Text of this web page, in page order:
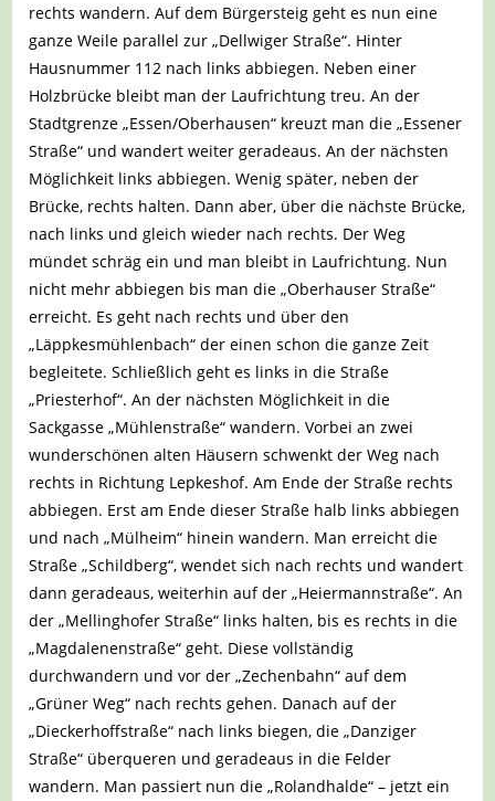
rechts wandern. Auf dem Bürgersteig geht es nun eine
ganze Weile parallel zur „Dellwiger Straße“. Hinter
Hausnummer 112 nach links abbiegen. Neben einer
Holzbrücke bleibt man der Laufrichtung treu. An der
Stadtgrenze „Essen/Oberhausen“ kreuzt man die „Essener
Straße“ und wandert weiter geradeaus. An der nächsten
Möglichkeit links abbiegen. Wenig später, neben der
Brücke, rechts halten. Dann aber, über die nächste Brücke,
nach links und gleich wieder nach rechts. Der Weg
mündet schräg ein und man bleibt in Laufrichtung. Nun
nicht mehr abbiegen bis man die „Oberhauser Straße“
erreicht. Es geht nach rechts und über den
„Läppkesmühlenbach“ der einen schon die ganze Zeit
begleitete. Schließlich geht es links in die Straße
„Priesterhof“. An der nächsten Möglichkeit in die
Sackgasse „Mühlenstraße“ wandern. Vorbei an zwei
wunderschönen alten Häusern schwenkt der Weg nach
rechts in Richtung Lepkeshof. Am Ende der Straße rechts
abbiegen. Erst am Ende dieser Straße halb links abbiegen
und nach „Mülheim“ hinein wandern. Man erreicht die
Straße „Schildberg“, wendet sich nach rechts und wandert
dann geradeaus, weiterhin auf der „Heiermannstraße“. An
der „Mellinghofer Straße“ links halten, bis es rechts in die
„Magdalenenstraße“ geht. Diese vollständig
durchwandern und vor der „Zechenbahn“ auf dem
„Grüner Weg“ nach rechts gehen. Danach auf der
„Dieckerhoffstraße“ nach links biegen, die „Danziger
Straße“ überqueren und geradeaus in die Felder
wandern. Man passiert nun die „Rolandhalde“ – jetzt ein